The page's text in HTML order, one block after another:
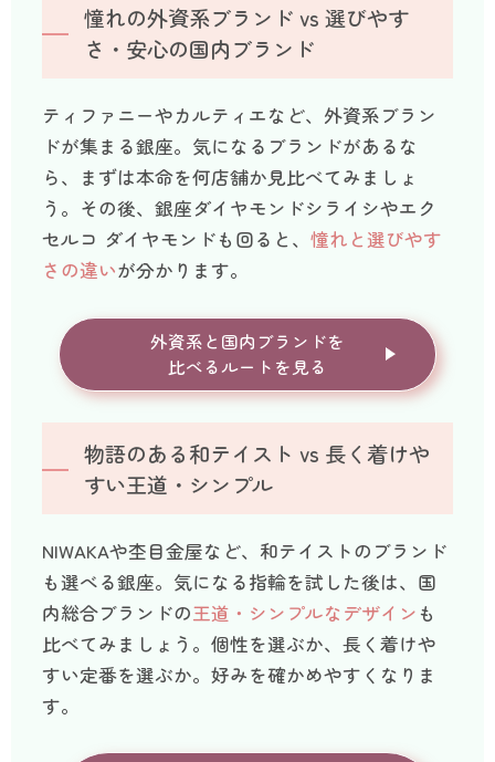
憧れの外資系ブランド vs 選びやす
さ・安心の国内ブランド
ティファニーやカルティエなど、外資系ブラン
ドが集まる銀座。気になるブランドがあるな
ら、まずは本命を何店舗か見比べてみましょ
う。その後、銀座ダイヤモンドシライシやエク
セルコ ダイヤモンドも回ると、憧れと選びやす
さの違いが分かります。
外資系と国内ブランドを
比べるルートを見る
物語のある和テイスト vs 長く着けや
すい王道・シンプル
NIWAKAや杢目金屋など、和テイストのブランド
も選べる銀座。気になる指輪を試した後は、国
内総合ブランドの王道・シンプルなデザインも
比べてみましょう。個性を選ぶか、長く着けや
すい定番を選ぶか。好みを確かめやすくなりま
す。